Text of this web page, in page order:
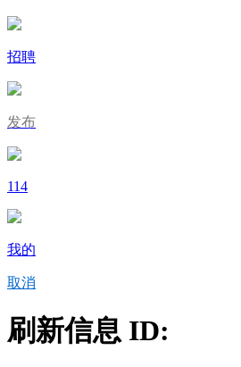
招聘
发布
114
我的
取消
刷新信息 ID: